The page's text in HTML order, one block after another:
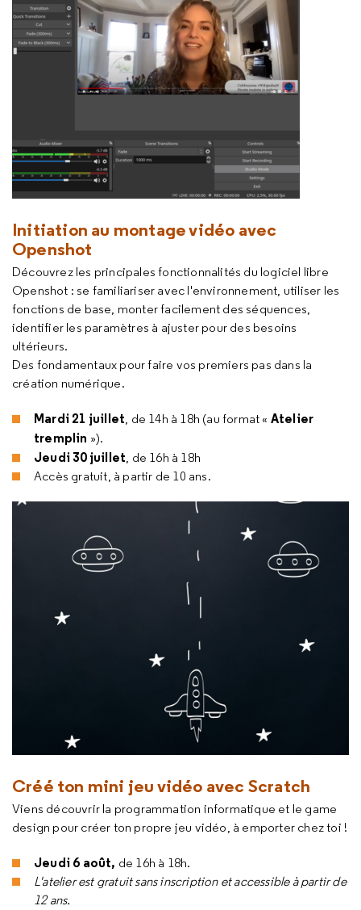
Initiation au montage vidéo avec
Openshot
Découvrez les principales fonctionnalités du logiciel libre
Openshot : se familiariser avec l'environnement, utiliser les
fonctions de base, monter facilement des séquences,
identifier les paramètres à ajuster pour des besoins
ultérieurs.
Des fondamentaux pour faire vos premiers pas dans la
création numérique.
Mardi 21 juillet, de 14h à 18h (au format « Atelier
tremplin »).
Jeudi 30 juillet, de 16h à 18h
Accès gratuit, à partir de 10 ans.
Créé ton mini jeu vidéo avec Scratch
Viens découvrir la programmation informatique et le game
design pour créer ton propre jeu vidéo, à emporter chez toi !
Jeudi 6 août, de 16h à 18h.
L'atelier est gratuit sans inscription et accessible à partir de
12 ans.